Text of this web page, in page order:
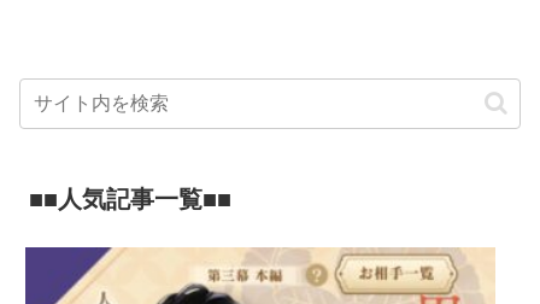
■■人気記事一覧■■